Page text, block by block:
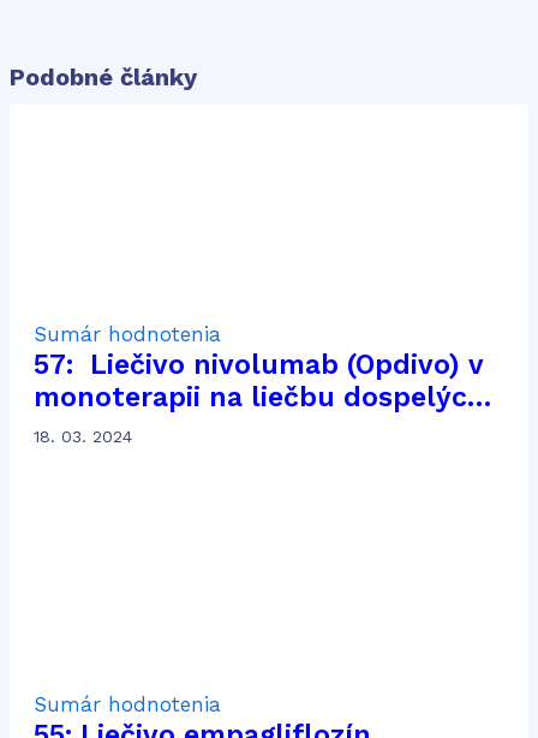
Podobné články
Sumár hodnotenia
57: Liečivo nivolumab (Opdivo) v
monoterapii na liečbu dospelých
pacientov s pokročilým
18. 03. 2024
Sumár hodnotenia